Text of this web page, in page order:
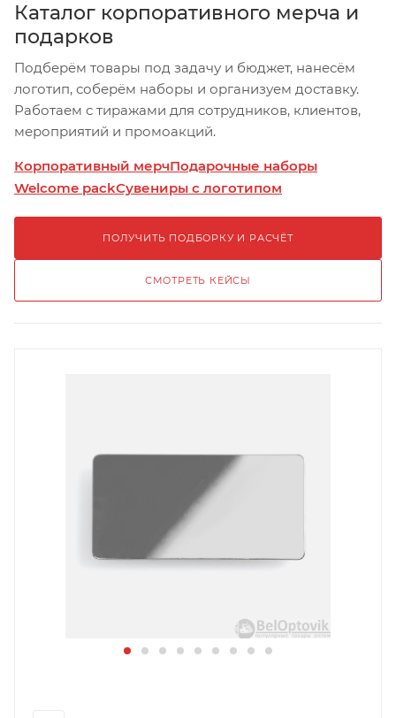
Каталог корпоративного мерча и
подарков
Подберём товары под задачу и бюджет, нанесём
логотип, соберём наборы и организуем доставку.
Работаем с тиражами для сотрудников, клиентов,
мероприятий и промоакций.
Корпоративный мерчПодарочные наборы
Welcome packСувениры с логотипом
ПОЛУЧИТЬ ПОДБОРКУ И РАСЧЁТ
СМОТРЕТЬ КЕЙСЫ